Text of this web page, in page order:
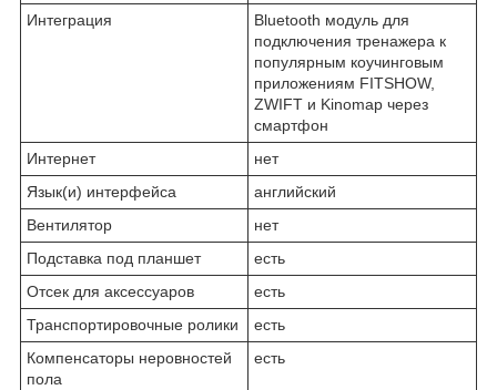
Интеграция
Bluetooth модуль для
подключения тренажера к
популярным коучинговым
приложениям FITSHOW,
ZWIFT и Kinomap через
смартфон
Интернет
нет
Язык(и) интерфейса
английский
Вентилятор
нет
Подставка под планшет
есть
Отсек для аксессуаров
есть
Транспортировочные ролики
есть
Компенсаторы неровностей
пола
есть